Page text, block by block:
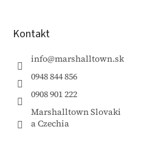
Kontakt
info@marshalltown.sk
0948 844 856
0908 901 222
Marshalltown Slovaki
a Czechia